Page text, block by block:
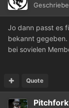
Jo dann passt es
bekannt
bei sovielen
Quote
Pitchfork